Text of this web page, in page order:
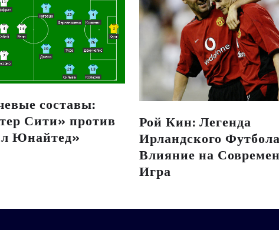
составы:
Сити» против
Юнайтед»
Рой Кин: Легенда
Ирландского
Влияние на
Игра